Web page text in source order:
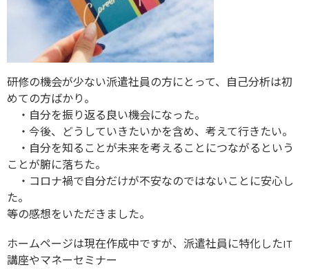
研修の機会が少ない派遣社員の方にとって、自己分析は初
めての方ばかり。
・自分を振り返る良い機会になった。
・今後、どうしていきたいかを含め、考えて行きたい。
・自分を知ることが未来を考えることにつながるという
ことが腑に落ちた。
・コロナ禍で自分だけが不安なのではないことに安心し
た。
等の感想をいただきました。
ホームページは現在作成中ですが、派遣社員に特化したIT
講座やマネーセミナー